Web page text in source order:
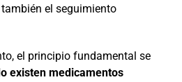
el seguimiento
el principio fundamental se
o existen medicamentos